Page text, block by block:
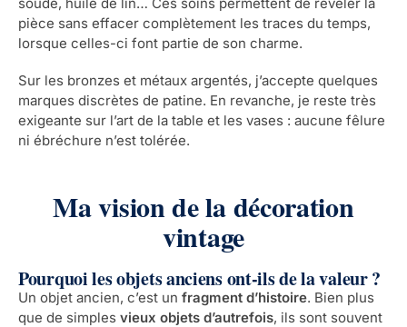
pièce sans effacer complètement les traces du temps,
lorsque celles-ci font partie de son charme.
Sur les bronzes et métaux argentés, j’accepte quelques
marques discrètes de patine. En revanche, je reste très
exigeante sur l’art de la table et les vases : aucune fêlure
ni ébréchure n’est tolérée.
Ma vision de la décoration
vintage
Pourquoi les objets anciens ont-ils de la valeur ?
Un objet ancien, c’est un fragment d’histoire. Bien plus
que de simples vieux objets d’autrefois, ils sont souvent